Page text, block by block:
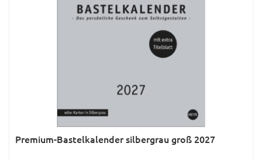
Premium-Bastelkalender silbergrau groß 2027